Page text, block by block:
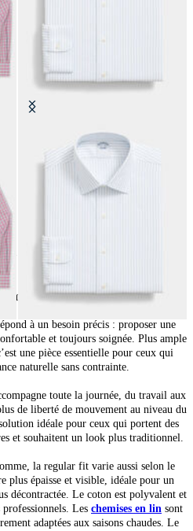
Chemise Regular Fit Non-Iron en
coton avec col Ainsley
91produits
: un style intemporel
à un besoin précis : proposer une
et toujours soignée. Plus ample
une pièce essentielle pour ceux qui
naturelle sans contrainte.
toute la journée, du travail aux
de liberté de mouvement au niveau du
idéale pour ceux qui portent des
et souhaitent un look plus traditionnel.
la regular fit varie aussi selon le
plus épaisse et visible, idéale pour un
décontractée. Le coton est polyvalent et
professionnels. Les chemises en lin sont
adaptées aux saisons chaudes. Le